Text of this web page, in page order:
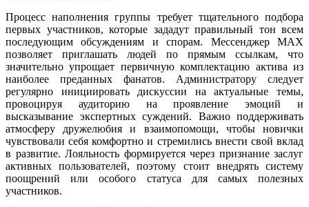
Процесс наполнения группы требует тщательного подбора
первых участников, которые зададут правильный тон всем
последующим обсуждениям и спорам. Мессенджер MAX
позволяет приглашать людей по прямым ссылкам, что
значительно упрощает первичную комплектацию актива из
наиболее преданных фанатов. Администратору следует
регулярно инициировать дискуссии на актуальные темы,
провоцируя аудиторию на проявление эмоций и
высказывание экспертных суждений. Важно поддерживать
атмосферу дружелюбия и взаимопомощи, чтобы новички
чувствовали себя комфортно и стремились внести свой вклад
в развитие. Лояльность формируется через признание заслуг
активных пользователей, поэтому стоит внедрять систему
поощрений или особого статуса для самых полезных
участников.